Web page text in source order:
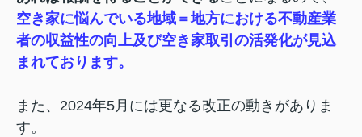
空き家に悩んでいる地域＝地方における不動産業
者の収益性の向上及び空き家取引の活発化が見込
まれております。
また、2024年5月には更なる改正の動きがありま
す。